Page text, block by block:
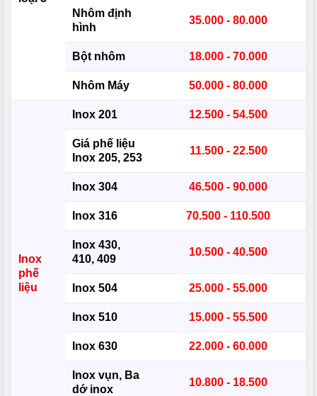
Nhôm định
hình
35.000 - 80.000
Bột nhôm 18.000 - 70.000
Nhôm Máy 50.000 - 80.000
Inox
phế
liệu
Inox 201 12.500 - 54.500
Giá phế liệu
Inox 205, 253
11.500 - 22.500
Inox 304 46.500 - 90.000
Inox 316 70.500 - 110.500
Inox 430,
410, 409
10.500 - 40.500
Inox 504 25.000 - 55.000
Inox 510 15.000 - 55.500
Inox 630 22.000 - 60.000
Inox vụn, Ba
dớ inox
10.800 - 18.500